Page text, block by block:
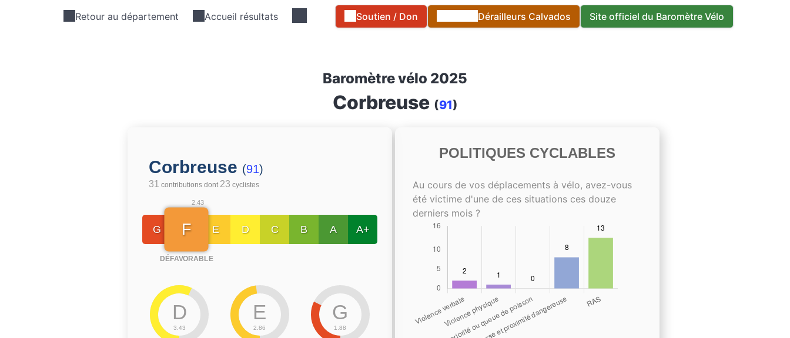
Retour au département Accueil résultats Soutien / Don Dérailleurs Calvados Site officiel du Baromètre Vélo
Baromètre vélo 2025
Corbreuse (91)
Corbreuse (91)
31 contributions dont 23 cyclistes
G
2.43
F
DÉFAVORABLE
E D C B A A+
D
3.43
E
2.86
G
1.88
POLITIQUES CYCLABLES
Au cours de vos déplacements à vélo, avez-vous
été victime d'une de ces situations ces douze
derniers mois ?